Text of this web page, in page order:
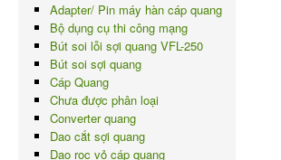
Adapter/ Pin máy hàn cáp quang
Bộ dụng cụ thi công mạng
Bút soi lỗi sợi quang VFL-250
Bút soi sợi quang
Cáp Quang
Chưa được phân loại
Converter quang
Dao cắt sợi quang
Dao rọc vỏ cáp quang